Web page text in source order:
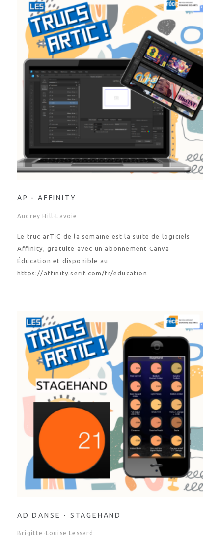
AP - AFFINITY
Audrey Hill-Lavoie
Le truc arTIC de la semaine est la suite de logiciels
Affinity, gratuite avec un abonnement Canva
Éducation et disponible au
https://affinity.serif.com/fr/education
AD DANSE - STAGEHAND
Brigitte-Louise Lessard